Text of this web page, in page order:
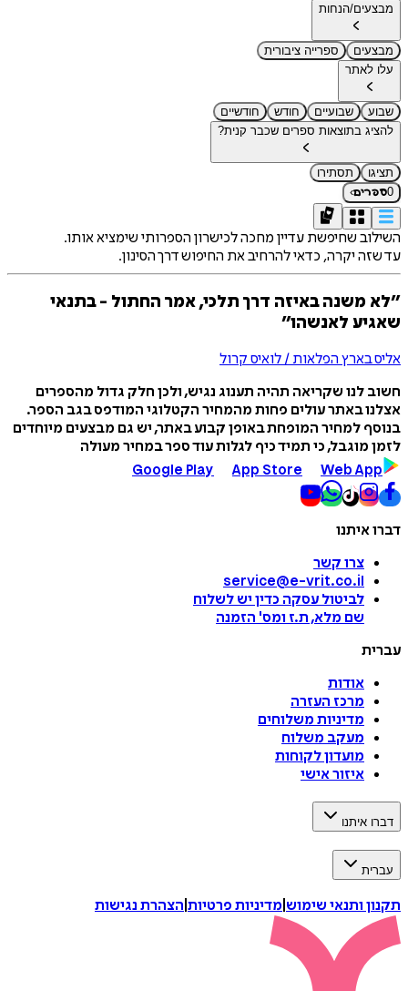
מבצעים/הנחות
מבצעים
ספרייה ציבורית
עלו לאתר
שבוע שבועיים חודש
חודשיים
להציג בתוצאות ספרים שכבר קנית?
תציגו
תסתירו
0ספרים›
השילוב שחיפשת עדיין מחכה לכישרון הספרותי שימציא אותו.
עד שזה יקרה, כדאי להרחיב את החיפוש דרך הסינון.
״לא משנה באיזה דרך תלכי, אמר החתול - בתנאי
שאגיע לאנשהו״
אליס בארץ הפלאות / לואיס קרול
חשוב לנו שקריאה תהיה תענוג נגיש, ולכן חלק גדול מהספרים
אצלנו באתר עולים פחות מהמחיר הקטלוגי המודפס בגב הספר.
בנוסף למחיר המופחת באופן קבוע באתר, יש גם מבצעים מיוחדים
לזמן מוגבל, כי תמיד כיף לגלות עוד ספר במחיר מעולה
Google Play
App Store Web App
דברו איתנו
צרו קשר
service@e-vrit.co.il
לביטול עסקה כדין יש לשלוח
שם מלא, ת.ז ומס' הזמנה
עברית
אודות
מרכז העזרה
מדיניות משלוחים
מעקב משלוח
מועדון לקוחות
איזור אישי
דברו איתנו
עברית
תקנון ותנאי שימוש מדיניות פרטיות הצהרת נגישות